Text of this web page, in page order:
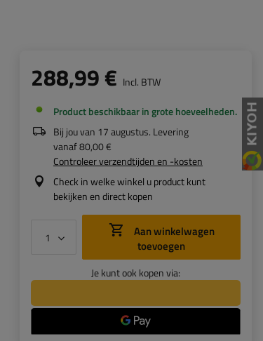
288,99 € Incl. BTW
Product beschikbaar in grote hoeveelheden
Bij jou van 17 augustus. Levering
vanaf80,00 €
Controleer verzendtijden en -kosten
Check in welke winkel u product kunt
bekijken en direct kopen
toevoegen
Je kunt ook kopen via: